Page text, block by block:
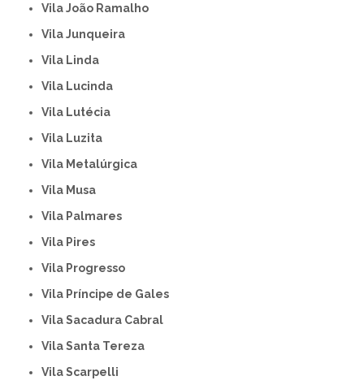
Vila João Ramalho
Vila Junqueira
Vila Linda
Vila Lucinda
Vila Lutécia
Vila Luzita
Vila Metalúrgica
Vila Musa
Vila Palmares
Vila Pires
Vila Progresso
Vila Príncipe de Gales
Vila Sacadura Cabral
Vila Santa Tereza
Vila Scarpelli